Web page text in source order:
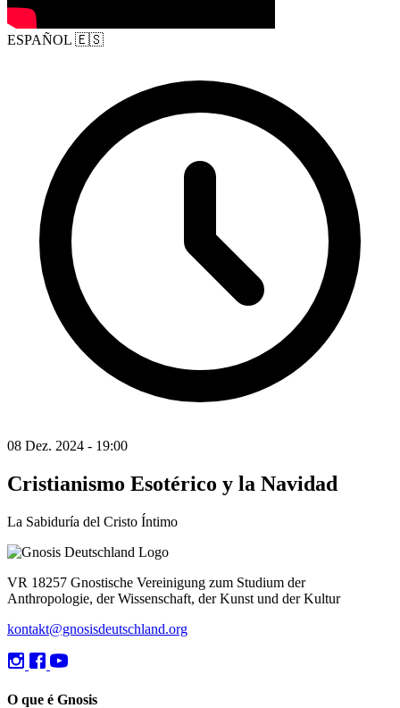
ESPAÑOL 🇪🇸
08 Dez. 2024 - 19:00
Cristianismo Esotérico y la Navidad
La Sabiduría del Cristo Íntimo
VR 18257 Gnostische Vereinigung zum Studium der
Anthropologie, der Wissenschaft, der Kunst und der Kultur
kontakt@gnosisdeutschland.org
O que é Gnosis